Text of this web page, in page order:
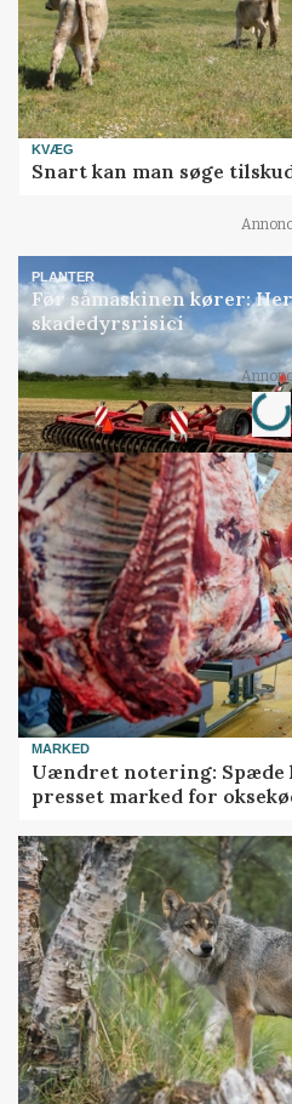
KVÆG
Snart kan man søge
PLANTER
Før såmaskinen kører:
skadedyrsrisici
Loading...
MARKED
Uændret notering:
presset marked for